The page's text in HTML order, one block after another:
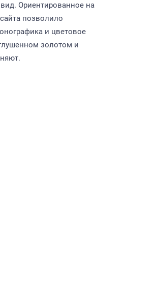
Ориентированное на
позволило
и цветовое
золотом и